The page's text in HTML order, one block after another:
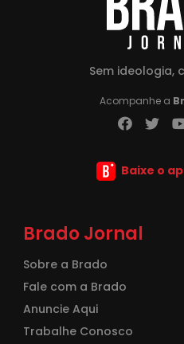
Sem ideologia,
Acompanhe a
Baixe o
Brado Jornal
Sobre a Brado
Fale com a Brado
Anuncie Aqui
Trabalhe Conosco